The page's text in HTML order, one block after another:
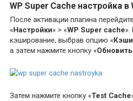
WP Super Cache настройка в
После активации плагина
«Настройки» > «WP Super cache».
кэширование, выбрав опцию «
а затем нажмите кнопку «Обновить
Затем нажмите кнопку «Test Cache